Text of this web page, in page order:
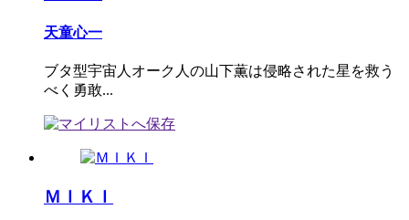
天童心一
ブタ型宇宙人オーク人の山下薫は侵略された星を救う
べく勇敢...
ＭＩＫＩ